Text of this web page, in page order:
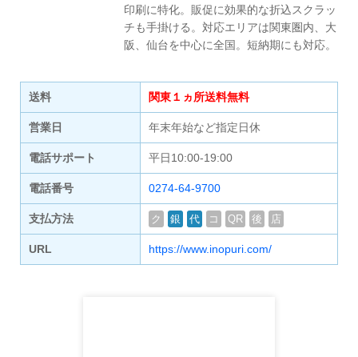
印刷に特化。販促に効果的な折込スクラッ
チも手掛ける。対応エリアは関東圏内、大
阪、仙台を中心に全国。短納期にも対応。
送料 関東１ヵ所送料無料
営業日 年末年始など指定日休
電話サポート 平日10:00-19:00
電話番号 0274-64-9700
支払方法 ク 銀 代 コ QR 後 店
URL https://www.inopuri.com/